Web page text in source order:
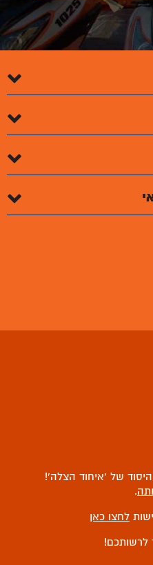
של ‘איחוד הצלה’!
.
לחצו כאן
לרשותכם!